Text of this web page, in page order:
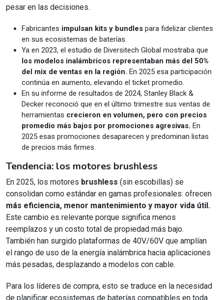
pesar en las decisiones.
Fabricantes impulsan kits y bundles para fidelizar clientes
en sus ecosistemas de baterías.
Ya en 2023, el estudio de Diversitech Global mostraba que
los modelos inalámbricos representaban más del 50%
del mix de ventas en la región. En 2025 esa participación
continúa en aumento, elevando el ticket promedio.
En su informe de resultados de 2024, Stanley Black &
Decker reconoció que en el último trimestre sus ventas de
herramientas crecieron en volumen, pero con precios
promedio más bajos por promociones agresivas. En
2025 esas promociones desaparecen y predominan listas
de precios más firmes.
Tendencia: los motores brushless
En 2025, los motores brushless (sin escobillas) se
consolidan como estándar en gamas profesionales: ofrecen
más eficiencia, menor mantenimiento y mayor vida útil.
Este cambio es relevante porque significa menos
reemplazos y un costo total de propiedad más bajo.
También han surgido plataformas de 40V/60V que amplían
el rango de uso de la energía inalámbrica hacia aplicaciones
más pesadas, desplazando a modelos con cable.
Para los líderes de compra, esto se traduce en la necesidad
de planificar ecosistemas de baterías compatibles en toda